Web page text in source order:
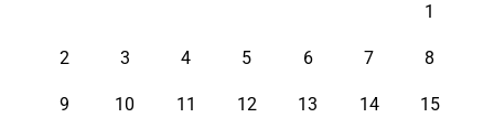
1
2 3 4 5 6 7 8
9 10 11 12 13 14 15